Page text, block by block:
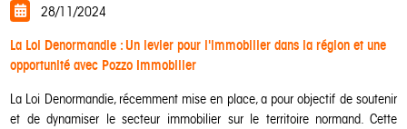
28/11/2024
La Loi Denormandie : Un levier pour l'immobilier dans la région et une
opportunité avec Pozzo Immobilier
La Loi Denormandie, récemment mise en place, a pour objectif de soutenir
et de dynamiser le secteur immobilier sur le territoire normand. Cette